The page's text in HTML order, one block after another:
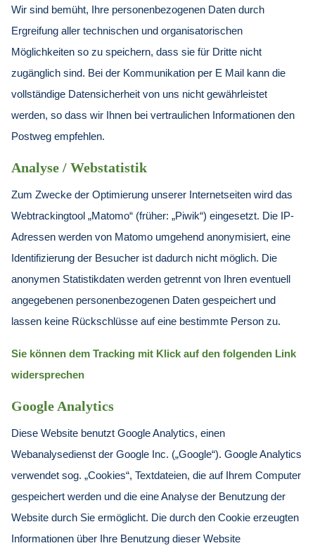
Wir sind bemüht, Ihre personenbezogenen Daten durch
Ergreifung aller technischen und organisatorischen
Möglichkeiten so zu speichern, dass sie für Dritte nicht
zugänglich sind. Bei der Kommunikation per E Mail kann die
vollständige Datensicherheit von uns nicht gewährleistet
werden, so dass wir Ihnen bei vertraulichen Informationen den
Postweg empfehlen.
Analyse / Webstatistik
Zum Zwecke der Optimierung unserer Internetseiten wird das
Webtrackingtool „Matomo“ (früher: „Piwik“) eingesetzt. Die IP-
Adressen werden von Matomo umgehend anonymisiert, eine
Identifizierung der Besucher ist dadurch nicht möglich. Die
anonymen Statistikdaten werden getrennt von Ihren eventuell
angegebenen personenbezogenen Daten gespeichert und
lassen keine Rückschlüsse auf eine bestimmte Person zu.
Sie können dem Tracking mit Klick auf den folgenden Link
widersprechen
Google Analytics
Diese Website benutzt Google Analytics, einen
Webanalysedienst der Google Inc. („Google“). Google Analytics
verwendet sog. „Cookies“, Textdateien, die auf Ihrem Computer
gespeichert werden und die eine Analyse der Benutzung der
Website durch Sie ermöglicht. Die durch den Cookie erzeugten
Informationen über Ihre Benutzung dieser Website